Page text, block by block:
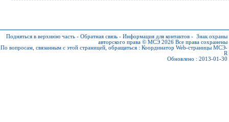
Подняться в верхнюю часть - Обратная связь - Информация для контактов - Знак охраны
авторского права © МСЭ 2026 Все права сохранены
По вопросам, связанным с этой страницей, обращаться : Координатор Web-страницы МСЭ-
R
Обновлено : 2013-01-30